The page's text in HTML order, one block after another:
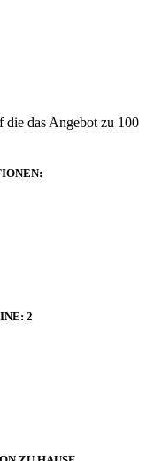
die das Angebot zu 100
2